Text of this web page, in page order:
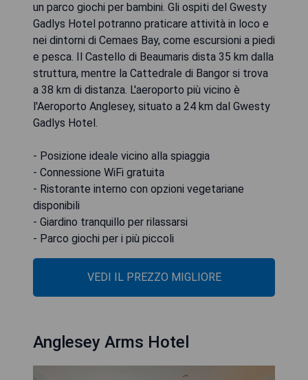
un parco giochi per bambini. Gli ospiti del Gwesty
Gadlys Hotel potranno praticare attività in loco e
nei dintorni di Cemaes Bay, come escursioni a piedi
e pesca. Il Castello di Beaumaris dista 35 km dalla
struttura, mentre la Cattedrale di Bangor si trova
a 38 km di distanza. L'aeroporto più vicino è
l'Aeroporto Anglesey, situato a 24 km dal Gwesty
Gadlys Hotel.
- Posizione ideale vicino alla spiaggia
- Connessione WiFi gratuita
- Ristorante interno con opzioni vegetariane
disponibili
- Giardino tranquillo per rilassarsi
- Parco giochi per i più piccoli
VEDI IL PREZZO MIGLIORE
Anglesey Arms Hotel